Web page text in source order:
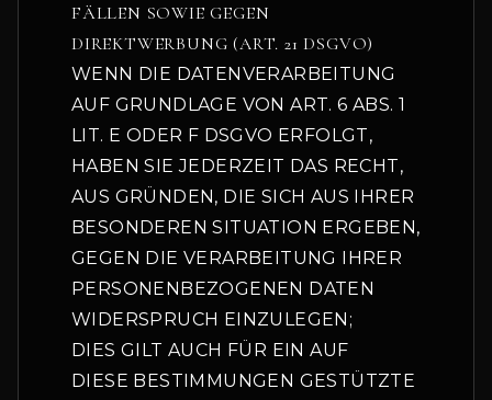
FÄLLEN SOWIE GEGEN
DIREKTWERBUNG (ART. 21 DSGVO)
WENN DIE DATENVERARBEITUNG
AUF GRUNDLAGE VON ART. 6 ABS. 1
LIT. E ODER F DSGVO ERFOLGT,
HABEN SIE JEDERZEIT DAS RECHT,
AUS GRÜNDEN, DIE SICH AUS IHRER
BESONDEREN SITUATION ERGEBEN,
GEGEN DIE VERARBEITUNG IHRER
PERSONENBEZOGENEN DATEN
WIDERSPRUCH EINZULEGEN;
DIES GILT AUCH FÜR EIN AUF
DIESE BESTIMMUNGEN GESTÜTZTE